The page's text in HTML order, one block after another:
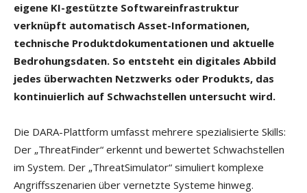
eigene KI-gestützte Softwareinfrastruktur
verknüpft automatisch Asset-Informationen,
technische Produktdokumentationen und aktuelle
Bedrohungsdaten. So entsteht ein digitales Abbild
jedes überwachten Netzwerks oder Produkts, das
kontinuierlich auf Schwachstellen untersucht wird.
Die DARA-Plattform umfasst mehrere spezialisierte Skills:
Der „ThreatFinder“ erkennt und bewertet Schwachstellen
im System. Der „ThreatSimulator“ simuliert komplexe
Angriffsszenarien über vernetzte Systeme hinweg.